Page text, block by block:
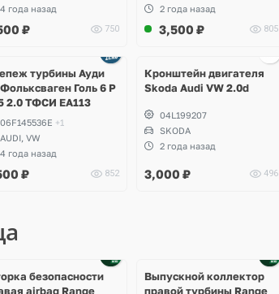
4 года назад
₽ 750
Arteon, Skoda Kodiaq RS,
Seat Formentor Cupra
2 года назад
3,500 ₽ 805
турбины Ауди
Голь 6 Р
2.0 ТФСИ ЕА113
06F145536E +1
AUDI, VW
4 года назад
₽ 852
Кронштейн двигателя
Skoda Audi VW 2.0d
04L199207
SKODA
2 года назад
3,000 ₽ 496
безопасности
airbag Range
Выпускной коллектор
правой турбины Range